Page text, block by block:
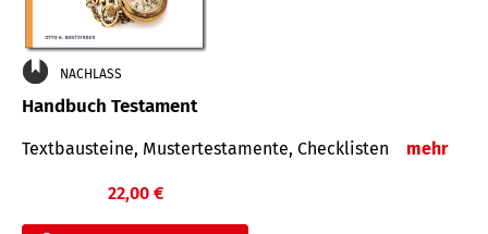
NACHLASS
Handbuch Testament
Textbausteine, Mustertestamente, Checklisten mehr
22,00 €